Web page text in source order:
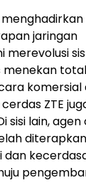
jaringan
merevolusi
menekan
komersial
ZTE
sisi lain,
dan